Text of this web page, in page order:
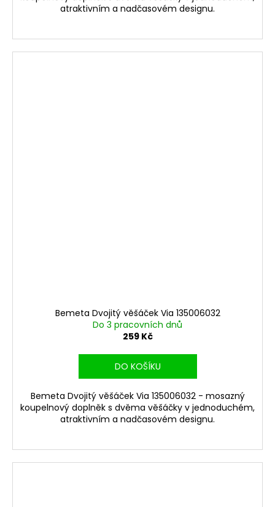
atraktivním a nadčasovém designu.
Bemeta Dvojitý věšáček Via 135006032
Do 3 pracovních dnů
259 Kč
DO KOŠÍKU
Bemeta Dvojitý věšáček Via 135006032 - mosazný
koupelnový doplněk s dvěma věšáčky v jednoduchém,
atraktivním a nadčasovém designu.